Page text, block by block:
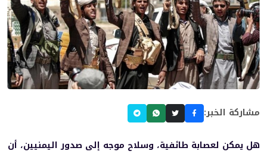
مشاركة الخبر:
هل يمكن لعصابة طائفية، وسلاح موجه إلى صدور اليمنيين، أن